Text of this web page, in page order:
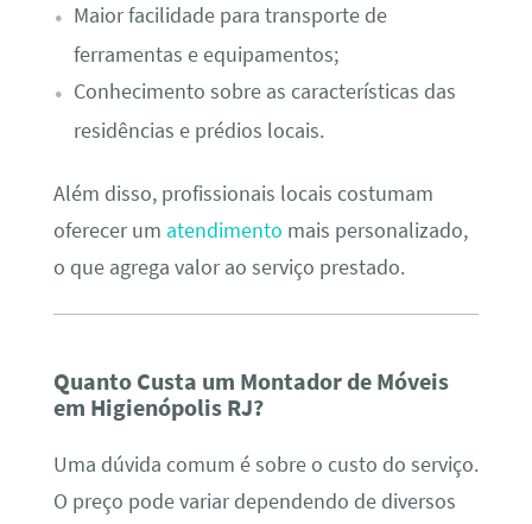
Maior facilidade para transporte de
ferramentas e equipamentos;
Conhecimento sobre as características das
residências e prédios locais.
Além disso, profissionais locais costumam
oferecer um atendimento mais personalizado,
o que agrega valor ao serviço prestado.
Quanto Custa um Montador de Móveis
em Higienópolis RJ?
Uma dúvida comum é sobre o custo do serviço.
O preço pode variar dependendo de diversos